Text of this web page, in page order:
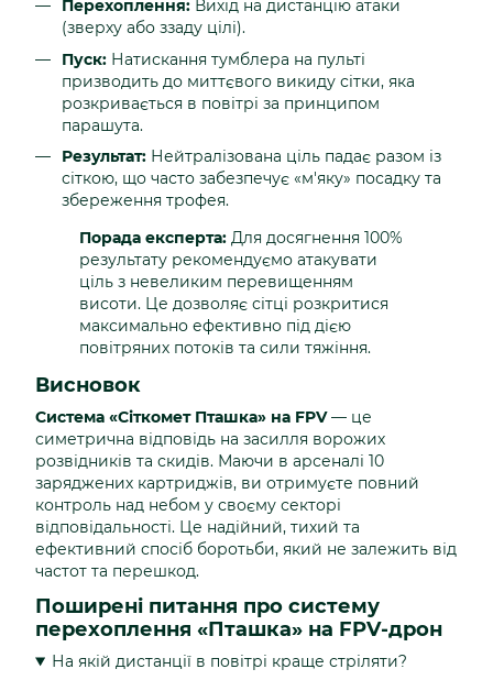
Перехоплення: Вихід на дистанцію атаки
(зверху або ззаду цілі).
Пуск: Натискання тумблера на пульті
призводить до миттєвого викиду сітки, яка
розкривається в повітрі за принципом
парашута.
Результат: Нейтралізована ціль падає разом із
сіткою, що часто забезпечує «м'яку» посадку та
збереження трофея.
Порада експерта: Для досягнення 100%
результату рекомендуємо атакувати
ціль з невеликим перевищенням
висоти. Це дозволяє сітці розкритися
максимально ефективно під дією
повітряних потоків та сили тяжіння.
Висновок
Система «Сіткомет Пташка» на FPV— це
симетрична відповідь на засилля ворожих
розвідників та скидів. Маючи в арсеналі 10
заряджених картриджів, ви отримуєте повний
контроль над небом у своєму секторі
відповідальності. Це надійний, тихий та
ефективний спосіб боротьби, який не залежить від
частот та перешкод.
Поширені питання про систему
перехоплення «Пташка» на FPV-дрон
На якій дистанції в повітрі краще стріляти?